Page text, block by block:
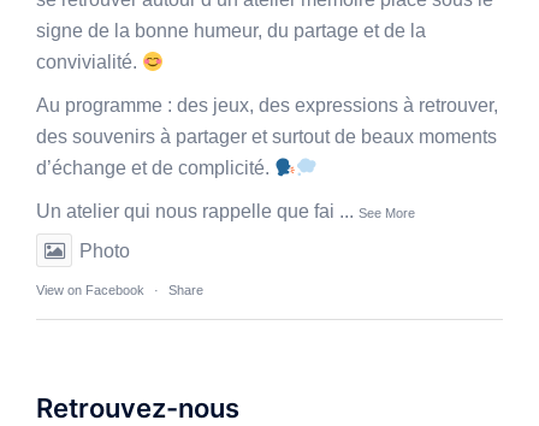
signe de la bonne humeur, du partage et de la
convivialité.
Au programme : des jeux, des expressions à retrouver,
des souvenirs à partager et surtout de beaux moments
d’échange et de complicité.
Un atelier qui nous rappelle que fai ... See More
Photo
View on Facebook · Share
Retrouvez-nous